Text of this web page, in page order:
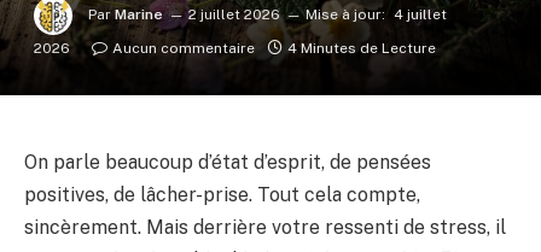
Par Marine 2 juillet 2026 Mise à jour: 4 juillet
2026
Aucun commentaire 4 Minutes de Lecture
On parle beaucoup d’état d’esprit, de pensées
positives, de lâcher-prise. Tout cela compte,
sincèrement. Mais derrière votre ressenti de stress, il